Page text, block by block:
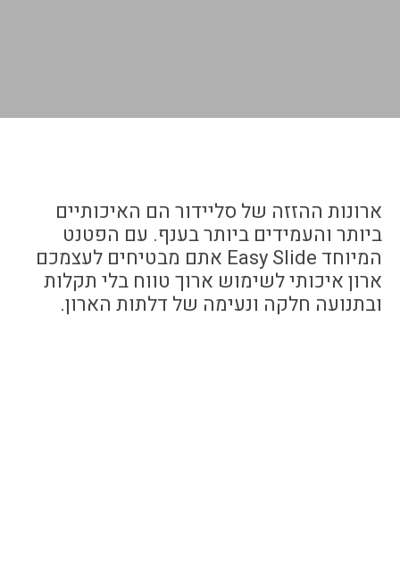
ארונות ההזזה של סליידור הם האיכותיים
ביותר והעמידים ביותר בענף. עם הפטנט
המיוחד Easy Slide אתם מבטיחים לעצמכם
ארון איכותי לשימוש ארוך טווח בלי תקלות
ובתנועה חלקה ונעימה של דלתות הארון.